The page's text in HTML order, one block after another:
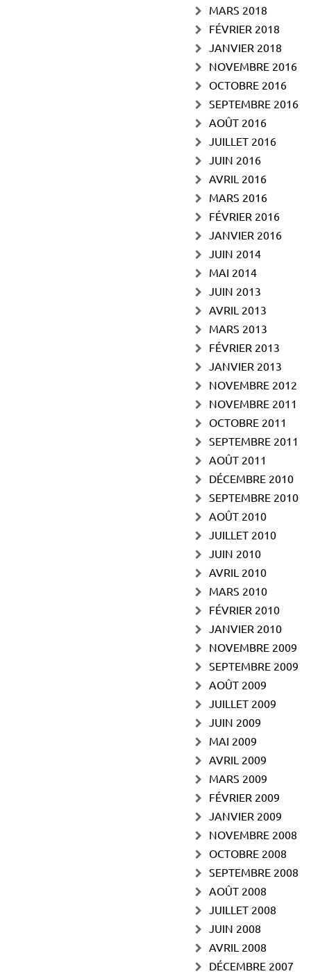
MARS 2018
FÉVRIER 2018
JANVIER 2018
NOVEMBRE 2016
OCTOBRE 2016
SEPTEMBRE 2016
AOÛT 2016
JUILLET 2016
JUIN 2016
AVRIL 2016
MARS 2016
FÉVRIER 2016
JANVIER 2016
JUIN 2014
MAI 2014
JUIN 2013
AVRIL 2013
MARS 2013
FÉVRIER 2013
JANVIER 2013
NOVEMBRE 2012
NOVEMBRE 2011
OCTOBRE 2011
SEPTEMBRE 2011
AOÛT 2011
DÉCEMBRE 2010
SEPTEMBRE 2010
AOÛT 2010
JUILLET 2010
JUIN 2010
AVRIL 2010
MARS 2010
FÉVRIER 2010
JANVIER 2010
NOVEMBRE 2009
SEPTEMBRE 2009
AOÛT 2009
JUILLET 2009
JUIN 2009
MAI 2009
AVRIL 2009
MARS 2009
FÉVRIER 2009
JANVIER 2009
NOVEMBRE 2008
OCTOBRE 2008
SEPTEMBRE 2008
AOÛT 2008
JUILLET 2008
JUIN 2008
AVRIL 2008
DÉCEMBRE 2007